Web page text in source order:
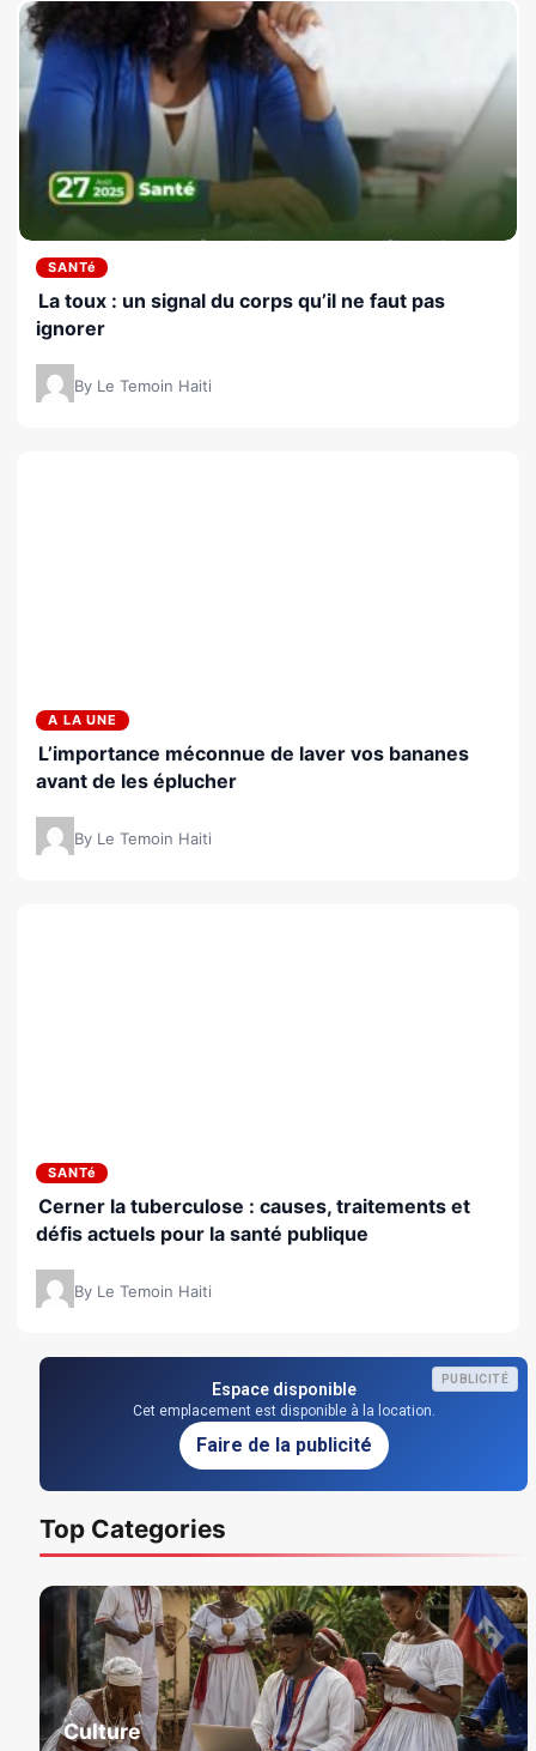
SANTé
La toux : un signal du corps qu’il ne faut pas
ignorer
By Le Temoin Haiti
A LA UNE
L’importance méconnue de laver vos bananes
avant de les éplucher
By Le Temoin Haiti
SANTé
Cerner la tuberculose : causes, traitements et
défis actuels pour la santé publique
By Le Temoin Haiti
PUBLICITÉ
Espace disponible
Cet emplacement est disponible à la location.
Faire de la publicité
Top Categories
Culture